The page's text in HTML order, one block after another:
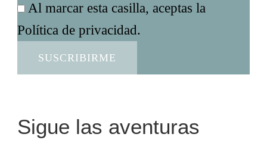
Al marcar esta casilla, aceptas la
Política de privacidad.
Sigue las aventuras